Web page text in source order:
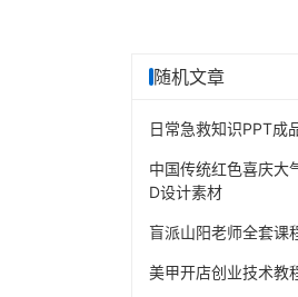
随机文章
日常急救知识PPT成
中国传统红色喜庆大
D设计素材
盲派山阳老师全套课
美甲开店创业技术教